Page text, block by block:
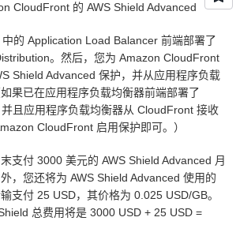
CloudFront 的 AWS Shield Advanced
的 Application Load Balancer 前端部署了
。然后，您为 Amazon CloudFront
Shield Advanced 保护，并从应用程序负载
果已在应用程序负载均衡器前端部署了
且应用程序负载均衡器从 CloudFront 接收
CloudFront 启用保护即可。）
支付 3000 美元的 AWS Shield Advanced 月
，您还将为 AWS Shield Advanced 使用的
支付 25 USD，其价格为 0.025 USD/GB。
总费用将是 3000 USD + 25 USD =